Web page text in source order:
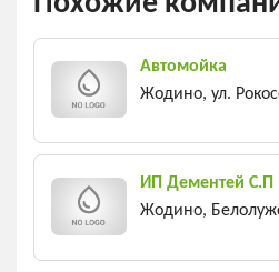
Автомойка
Жодино, ул.
ИП Дементей С.П
Жодино,